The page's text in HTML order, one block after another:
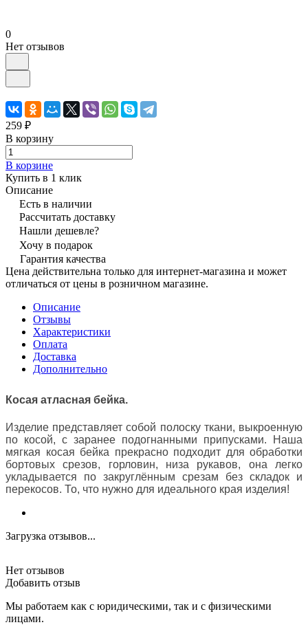
0
Нет отзывов
259 ₽
В корзину
В корзине
Купить в 1 клик
Описание
Есть в наличии
Рассчитать доставку
Нашли дешевле?
Хочу в подарок
Гарантия качества
Цена действительна только для интернет-магазина и может
отличаться от цены в розничном магазине.
Описание
Отзывы
Характеристики
Оплата
Доставка
Дополнительно
Косая атласная бейка.
Изделие представляет собой полоску ткани, выкроенную
по косой, с заранее подогнанными припусками. Наша
мягкая косая бейка прекрасно подходит для обработки
бортовых срезов, горловин, низа рукавов, она легко
укладывается по закруглённым срезам без складок и
перекосов. То, что нужно для идеального края изделия!
Загрузка отзывов...
Нет отзывов
Добавить отзыв
Мы работаем как с юридическими, так и с физическими
лицами.